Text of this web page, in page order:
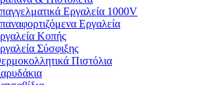
Εργαλεία 1000V
Εργαλεία
Κοπής
Σύσφιξης
Πιστόλια